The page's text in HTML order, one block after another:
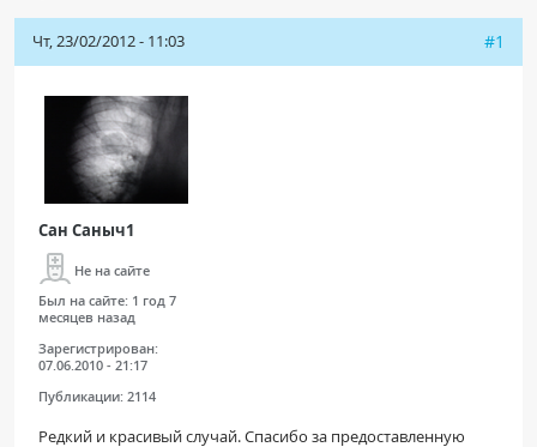
Чт, 23/02/2012 - 11:03 #1
Сан Саныч1
Не на сайте
Был на сайте: 1 год 7
месяцев назад
Зарегистрирован:
07.06.2010 - 21:17
Публикации: 2114
Редкий и красивый случай. Спасибо за предоставленную